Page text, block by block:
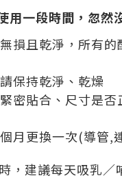
用一段時間，忽然
損且乾淨，所有
保持乾淨、乾燥
密貼合、尺寸是否
月更換一次(導管,
，建議每天吸乳